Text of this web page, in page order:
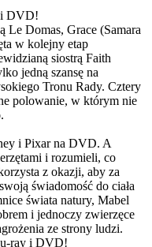
i DVD!
Le Domas, Grace (Samara
w kolejny etap
siostrą Faith
jedną szansę na
Tronu Rady. Cztery
polowanie, w którym nie
i Pixar na DVD. A
i rozumieli, co
z okazji, aby za
świadomość do ciała
świata natury, Mabel
i jednoczy zwierzęce
ze strony ludzi.
ray i DVD!